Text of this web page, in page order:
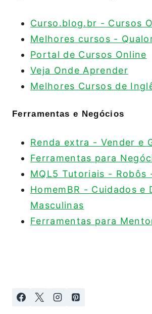
Curso.blog.br - Cursos
Melhores cursos -
Portal de Cursos Online
Veja Onde Aprender
Melhores Cursos de
Ferramentas e Negócios
Renda extra - Vender e
Ferramentas para
MQL5 Tutoriais - Robôs
HomemBR - Cuidados e
Masculinas
Ferramentas para